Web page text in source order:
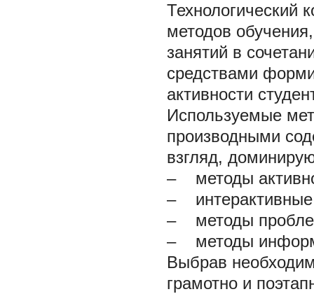
Технологический
методов
занятий в
средствами
активности
Используемые
производными
взгляд,
– методы
– интерактивные
– методы
– методы
Выбрав
грамотно и